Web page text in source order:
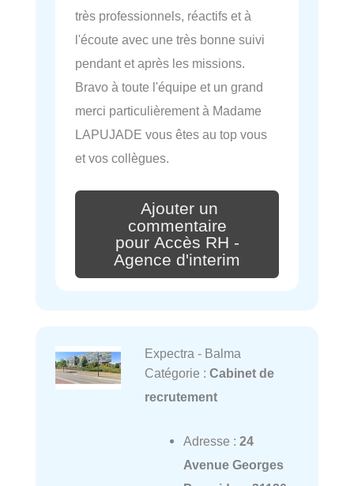
très professionnels, réactifs et à
l'écoute avec une très bonne suivi
pendant et après les missions.
Bravo à toute l'équipe et un grand
merci particulièrement à Madame
LAPUJADE vous êtes au top vous
et vos collègues.
Ajouter un
commentaire
pour Accès RH -
Agence d'interim
Expectra - Balma
Catégorie : Cabinet de
recrutement
Adresse : 24
Avenue Georges